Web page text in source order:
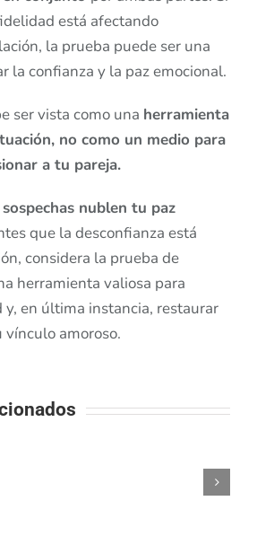
está afectando
la prueba puede ser una
la confianza y la paz emocional.
ser vista como una herramienta
no como un medio para
a tu pareja.
nublen tu paz
que la desconfianza está
considera la prueba de
herramienta valiosa para
en última instancia, restaurar
amoroso.